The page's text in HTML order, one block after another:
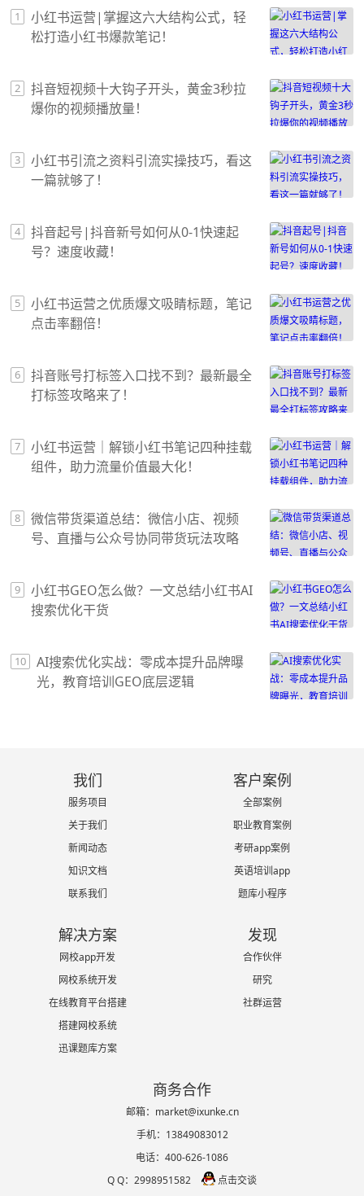
1
小红书运营|掌握这六大结构公式，轻
松打造小红书爆款笔记！
2
抖音短视频十大钩子开头，黄金3秒拉
爆你的视频播放量！
3
小红书引流之资料引流实操技巧，看这
一篇就够了！
4
抖音起号|抖音新号如何从0-1快速起
号？速度收藏！
5
小红书运营之优质爆文吸睛标题，笔记
点击率翻倍！
6
抖音账号打标签入口找不到？最新最全
打标签攻略来了！
7
小红书运营｜解锁小红书笔记四种挂载
组件，助力流量价值最大化！
8
微信带货渠道总结：微信小店、视频
号、直播与公众号协同带货玩法攻略
9
小红书GEO怎么做？一文总结小红书AI
搜索优化干货
10
AI搜索优化实战：零成本提升品牌曝
光，教育培训GEO底层逻辑
我们
服务项目
关于我们
新闻动态
知识文档
联系我们
客户案例
全部案例
职业教育案例
考研app案例
英语培训app
题库小程序
解决方案
网校app开发
网校系统开发
在线教育平台搭建
搭建网校系统
迅课题库方案
发现
合作伙伴
研究
社群运营
商务合作
邮箱：market@ixunke.cn
手机：13849083012
电话：400-626-1086
Q Q：2998951582
点击交谈